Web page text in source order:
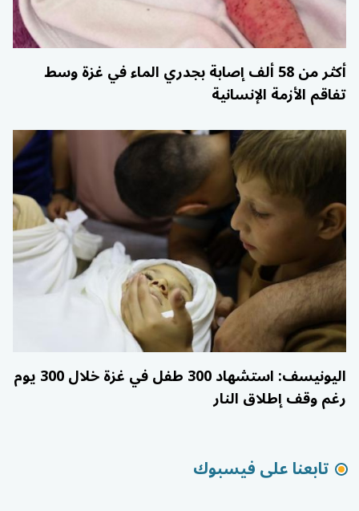
أكثر من 58 ألف إصابة بجدري الماء في غزة وسط
تفاقم الأزمة الإنسانية
اليونيسف: استشهاد 300 طفل في غزة خلال 300 يوم
رغم وقف إطلاق النار
تابعنا على فيسبوك